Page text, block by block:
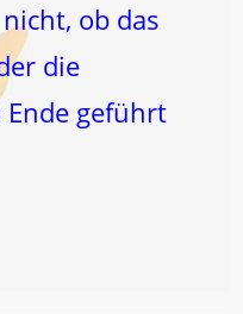
ob das
die
Ende geführt